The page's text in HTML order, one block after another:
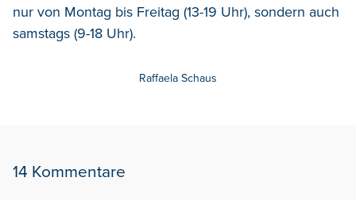
nur von Montag bis Freitag (13-19 Uhr), sondern auch
samstags (9-18 Uhr).
Raffaela Schaus
14 Kommentare